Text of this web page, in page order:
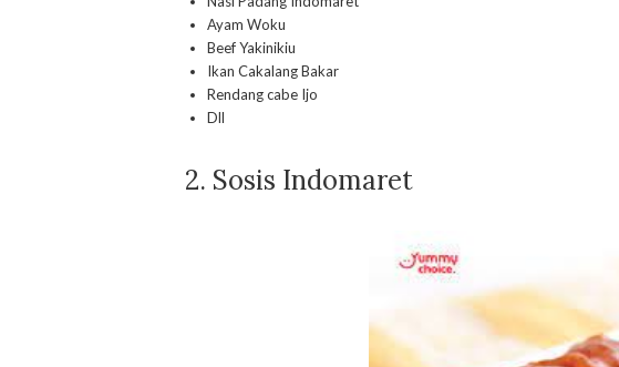
Ayam Woku
Beef Yakinikiu
Ikan Cakalang Bakar
Rendang cabe Ijo
Dll
2. Sosis Indomaret